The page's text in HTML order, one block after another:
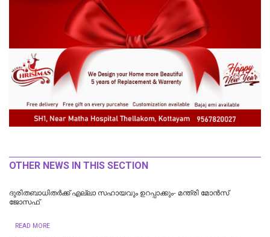
OTHER NEWS IN THIS SECTION
ദുരിതബാധിതർക്ക് എല്ലാ സഹായവും ഉറപ്പാക്കും- മന്ത്രി മോൻസ്
ജോസഫ്
READ MORE